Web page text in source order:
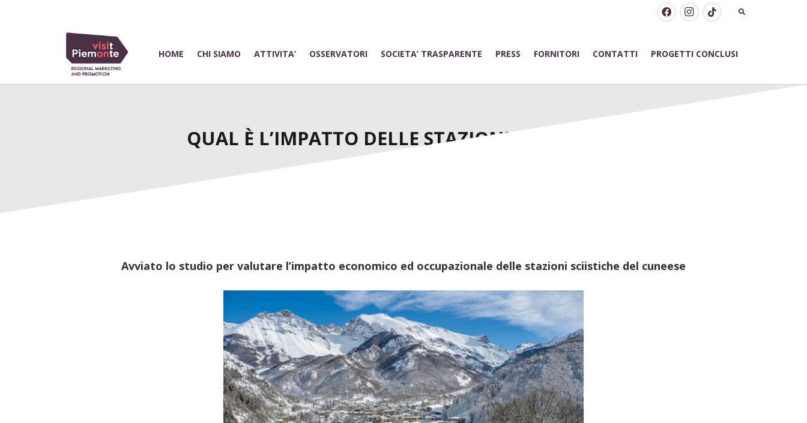
HOME CHI SIAMO ATTIVITA’ OSSERVATORI SOCIETA’ TRASPARENTE PRESS FORNITORI CONTATTI PROGETTI CONCLUSI
QUAL È L’IMPATTO DELLE STAZIONI SCIISTICHE?
Avviato lo studio per valutare l’impatto economico ed occupazionale delle stazioni sciistiche del cuneese